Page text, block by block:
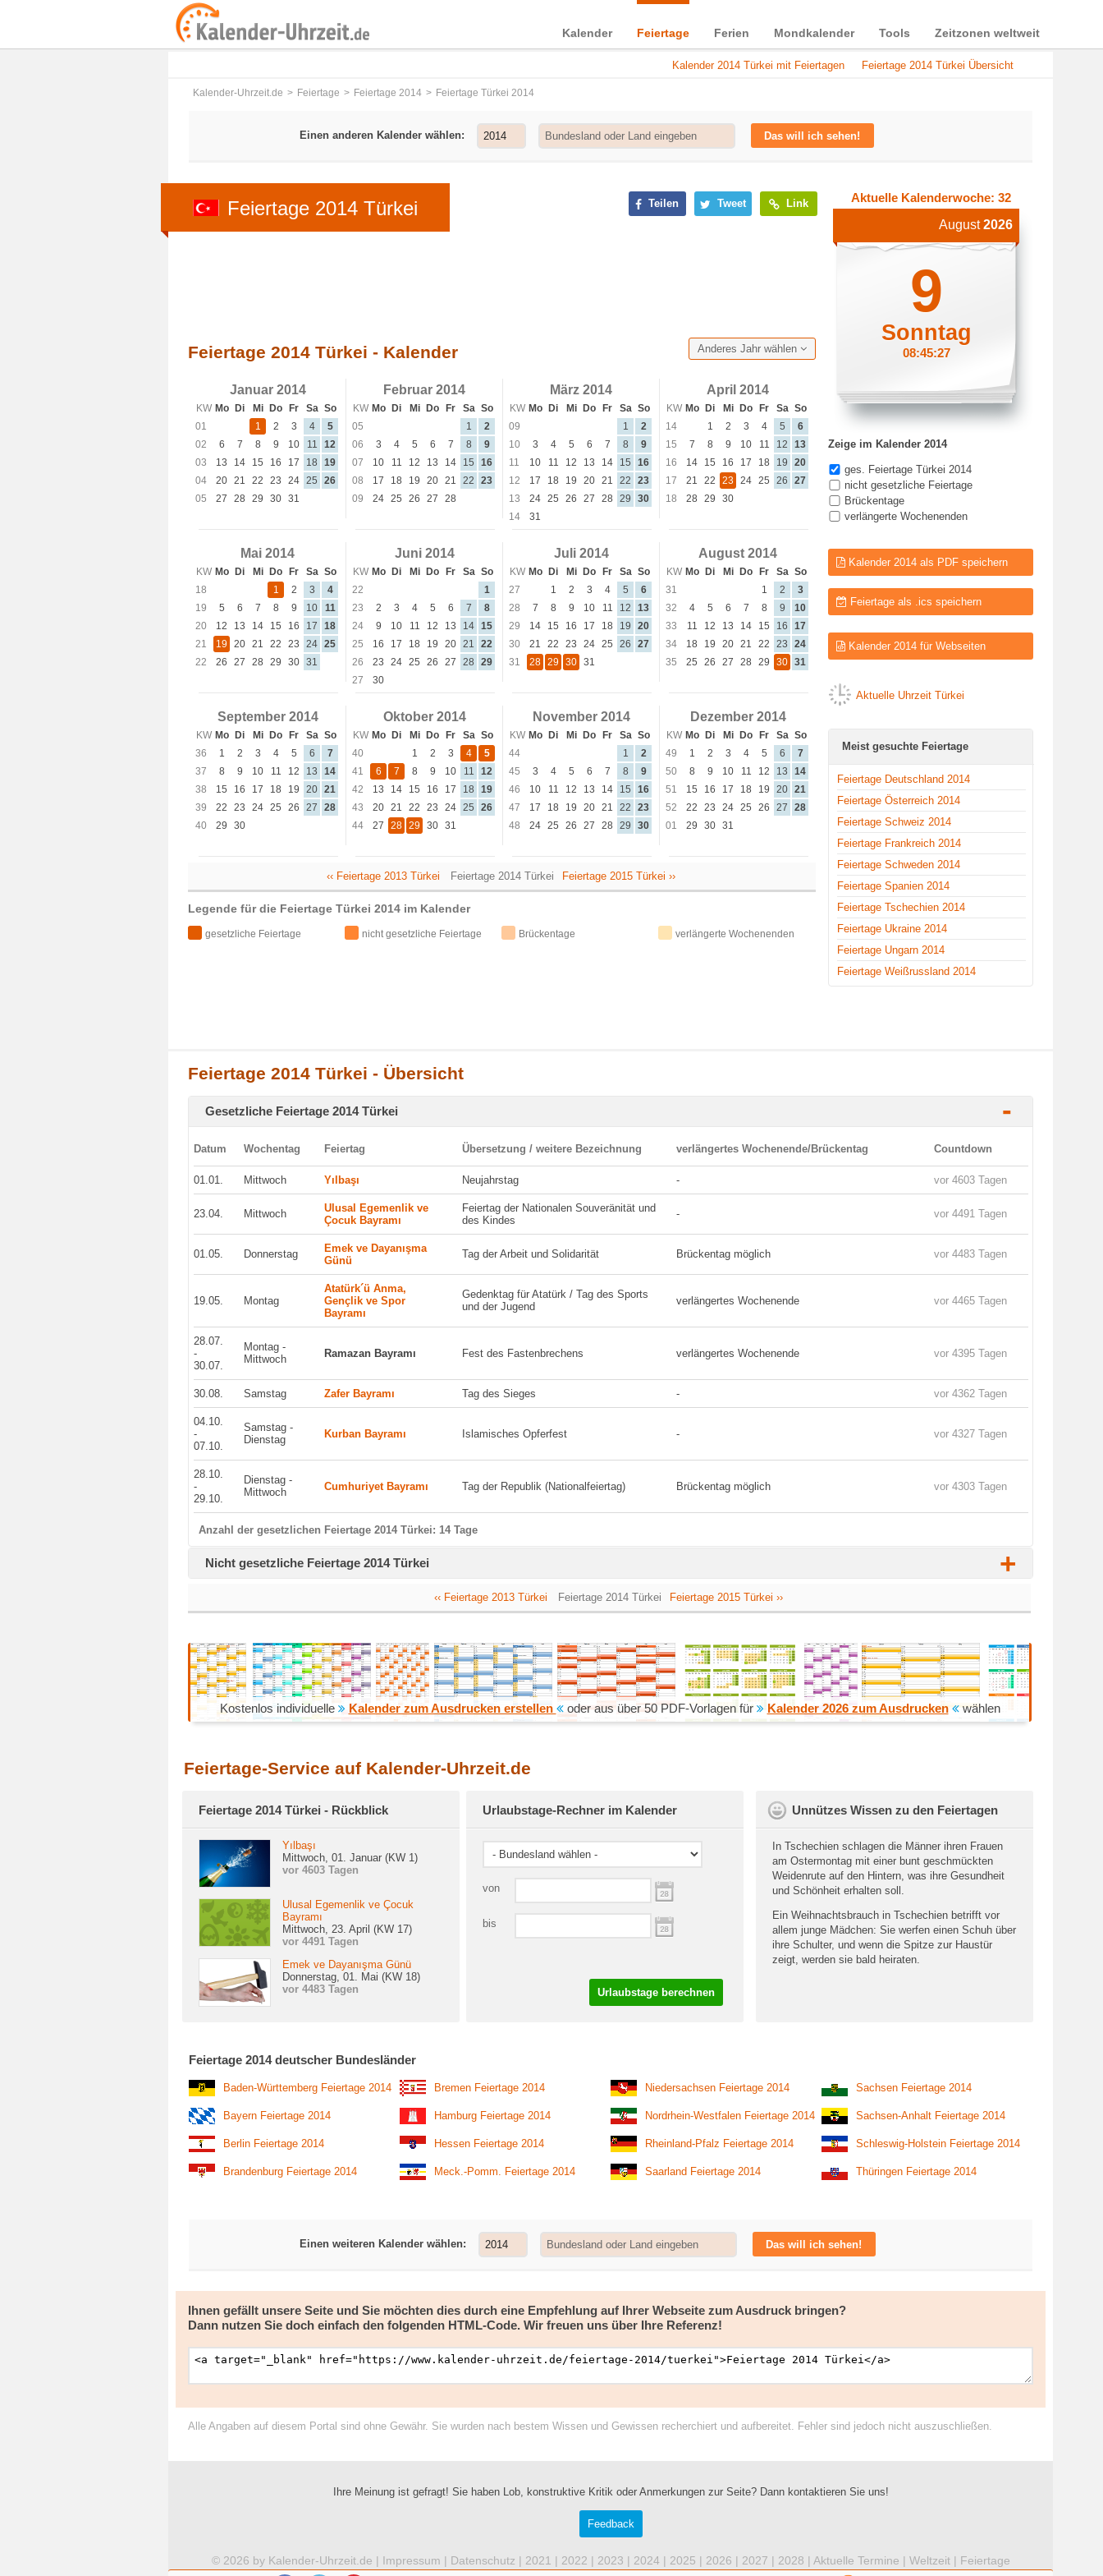
Kalender Feiertage Ferien Mondkalender Tools Zeitzonen weltweit
Kalender 2014 Türkei mit Feiertagen Feiertage 2014 Türkei Übersicht
Kalender-Uhrzeit.de Feiertage Feiertage 2014 Feiertage Türkei 2014
Einen anderen Kalender wählen: Das will ich sehen!
Teilen Tweet Link
Feiertage 2014 Türkei
Feiertage 2014 Türkei - Kalender Anderes Jahr wählen
Januar 2014
KW Mo Di Mi Do Fr Sa So
01
1 2 3 4
5
02
6 7 8 9 10 11
12
03
13 14 15 16 17 18
19
04
20 21 22 23 24 25
26
05
27 28 29 30 31
Februar 2014
KW Mo Di Mi Do Fr Sa So
05
1
2
06
3 4 5 6 7 8
9
07
10 11 12 13 14 15
16
08
17 18 19 20 21 22
23
09
24 25 26 27 28
März 2014
KW Mo Di Mi Do Fr Sa So
09
1
2
10
3 4 5 6 7 8
9
11
10 11 12 13 14 15
16
12
17 18 19 20 21 22
23
13
24 25 26 27 28 29
30
14
31
April 2014
KW Mo Di Mi Do Fr Sa So
14
1 2 3 4 5
6
15
7 8 9 10 11 12
13
16
14 15 16 17 18 19
20
17
21 22 23 24 25 26
27
18
28 29 30
Mai 2014
KW Mo Di Mi Do Fr Sa So
18
1 2 3
4
19
5 6 7 8 9 10
11
20
12 13 14 15 16 17
18
21
19 20 21 22 23 24 25
22
26 27 28 29 30 31
Juni 2014
KW Mo Di Mi Do Fr Sa So
22
1
23
2 3 4 5 6 7
8
24
9 10 11 12 13 14 15
25
16 17 18 19 20 21
22
26
23 24 25 26 27 28
29
27
30
Juli 2014
KW Mo Di Mi Do Fr Sa So
27
1 2 3 4 5
6
28
7 8 9 10 11 12
13
29
14 15 16 17 18 19
20
30
21 22 23 24 25 26
27
31
28 29 30 31
August 2014
KW Mo Di Mi Do Fr Sa So
31
1 2
3
32
4 5 6 7 8 9
10
33
11 12 13 14 15 16
17
34
18 19 20 21 22 23
24
35
25 26 27 28 29 30 31
September 2014
KW Mo Di Mi Do Fr Sa So
36
1 2 3 4 5 6
7
37
8 9 10 11 12 13
14
38
15 16 17 18 19 20 21
39
22 23 24 25 26 27
28
40
29 30
Oktober 2014
KW Mo Di Mi Do Fr Sa So
40
1 2 3 4
5
41
6 7 8 9 10 11
12
42
13 14 15 16 17 18
19
43
20 21 22 23 24 25
26
44
27 28 29 30 31
November 2014
KW Mo Di Mi Do Fr Sa So
44
1
2
45
3 4 5 6 7 8
9
46
10 11 12 13 14 15
16
47
17 18 19 20 21 22
23
48
24 25 26 27 28 29 30
Dezember 2014
KW Mo Di Mi Do Fr Sa So
49
1 2 3 4 5 6
7
50
8 9 10 11 12 13
14
51
15 16 17 18 19 20 21
52
22 23 24 25 26 27
28
01
29 30 31
‹‹ Feiertage 2013 Türkei Feiertage 2014 Türkei Feiertage 2015 Türkei ››
Legende für die Feiertage Türkei 2014 im Kalender
gesetzliche Feiertage nicht gesetzliche Feiertage Brückentage verlängerte Wochenenden
Aktuelle Kalenderwoche: 32
August2026
9
Sonntag
08:45:28
Zeige im Kalender 2014
ges. Feiertage Türkei 2014
nicht gesetzliche Feiertage
Brückentage
verlängerte Wochenenden
Kalender 2014 als PDF speichern
Feiertage als .ics speichern
Kalender 2014 für Webseiten
Aktuelle Uhrzeit Türkei
Meist gesuchte Feiertage
Feiertage Deutschland 2014
Feiertage Österreich 2014
Feiertage Schweiz 2014
Feiertage Frankreich 2014
Feiertage Schweden 2014
Feiertage Spanien 2014
Feiertage Tschechien 2014
Feiertage Ukraine 2014
Feiertage Ungarn 2014
Feiertage Weißrussland 2014
Feiertage 2014 Türkei - Übersicht
Gesetzliche Feiertage 2014 Türkei -
Datum Wochentag Feiertag Übersetzung / weitere Bezeichnung verlängertes Wochenende/Brückentag Countdown
01.01. Mittwoch Yılbaşı Neujahrstag - vor 4603 Tagen
23.04. Mittwoch
Ulusal Egemenlik ve
Çocuk Bayramı
Feiertag der Nationalen Souveränität und
des Kindes
- vor 4491 Tagen
01.05. Donnerstag
Emek ve Dayanışma
Günü
Tag der Arbeit und Solidarität Brückentag möglich vor 4483 Tagen
19.05. Montag
Atatürk´ü Anma,
Gençlik ve Spor
Bayramı
Gedenktag für Atatürk / Tag des Sports
und der Jugend
verlängertes Wochenende vor 4465 Tagen
28.07.
-
30.07.
Montag -
Mittwoch
Ramazan Bayramı Fest des Fastenbrechens verlängertes Wochenende vor 4395 Tagen
30.08. Samstag Zafer Bayramı Tag des Sieges - vor 4362 Tagen
04.10.
-
07.10.
Samstag -
Dienstag
Kurban Bayramı Islamisches Opferfest - vor 4327 Tagen
28.10.
-
29.10.
Dienstag -
Mittwoch
Cumhuriyet Bayramı Tag der Republik (Nationalfeiertag) Brückentag möglich vor 4303 Tagen
Anzahl der gesetzlichen Feiertage 2014 Türkei: 14 Tage
Nicht gesetzliche Feiertage 2014 Türkei +
‹‹ Feiertage 2013 Türkei Feiertage 2014 Türkei Feiertage 2015 Türkei ››
Kostenlos individuelle Kalender zum Ausdrucken erstellen oder aus über 50 PDF-Vorlagen für Kalender 2026 zum Ausdrucken wählen
Feiertage-Service auf Kalender-Uhrzeit.de
Feiertage 2014 Türkei - Rückblick
Yılbaşı
Mittwoch, 01. Januar (KW 1)
vor 4603 Tagen
Ulusal Egemenlik ve Çocuk
Bayramı
Mittwoch, 23. April (KW 17)
vor 4491 Tagen
Emek ve Dayanışma Günü
Donnerstag, 01. Mai (KW 18)
vor 4483 Tagen
Urlaubstage-Rechner im Kalender
von
bis
Urlaubstage berechnen
Unnützes Wissen zu den Feiertagen
In Tschechien schlagen die Männer ihren Frauen
am Ostermontag mit einer bunt geschmückten
Weidenrute auf den Hintern, was ihre Gesundheit
und Schönheit erhalten soll.
Ein Weihnachtsbrauch in Tschechien betrifft vor
allem junge Mädchen: Sie werfen einen Schuh über
ihre Schulter, und wenn die Spitze zur Haustür
zeigt, werden sie bald heiraten.
Feiertage 2014 deutscher Bundesländer
Baden-Württemberg Feiertage 2014
Bayern Feiertage 2014
Berlin Feiertage 2014
Brandenburg Feiertage 2014
Bremen Feiertage 2014
Hamburg Feiertage 2014
Hessen Feiertage 2014
Meck.-Pomm. Feiertage 2014
Niedersachsen Feiertage 2014
Nordrhein-Westfalen Feiertage 2014
Rheinland-Pfalz Feiertage 2014
Saarland Feiertage 2014
Sachsen Feiertage 2014
Sachsen-Anhalt Feiertage 2014
Schleswig-Holstein Feiertage 2014
Thüringen Feiertage 2014
Einen weiteren Kalender wählen: Das will ich sehen!
Ihnen gefällt unsere Seite und Sie möchten dies durch eine Empfehlung auf Ihrer Webseite zum Ausdruck bringen?
Dann nutzen Sie doch einfach den folgenden HTML-Code. Wir freuen uns über Ihre Referenz!
Alle Angaben auf diesem Portal sind ohne Gewähr. Sie wurden nach bestem Wissen und Gewissen recherchiert und aufbereitet. Fehler sind jedoch nicht auszuschließen.
Ihre Meinung ist gefragt! Sie haben Lob, konstruktive Kritik oder Anmerkungen zur Seite? Dann kontaktieren Sie uns!
Feedback
© 2026 by Kalender-Uhrzeit.de | Impressum | Datenschutz | 2021 | 2022 | 2023 | 2024 | 2025 | 2026 | 2027 | 2028 | Aktuelle Termine | Weltzeit| Feiertage